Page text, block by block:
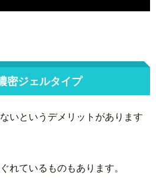
密ジェルタイプ
いというデメリットがあります
れているものもあります。